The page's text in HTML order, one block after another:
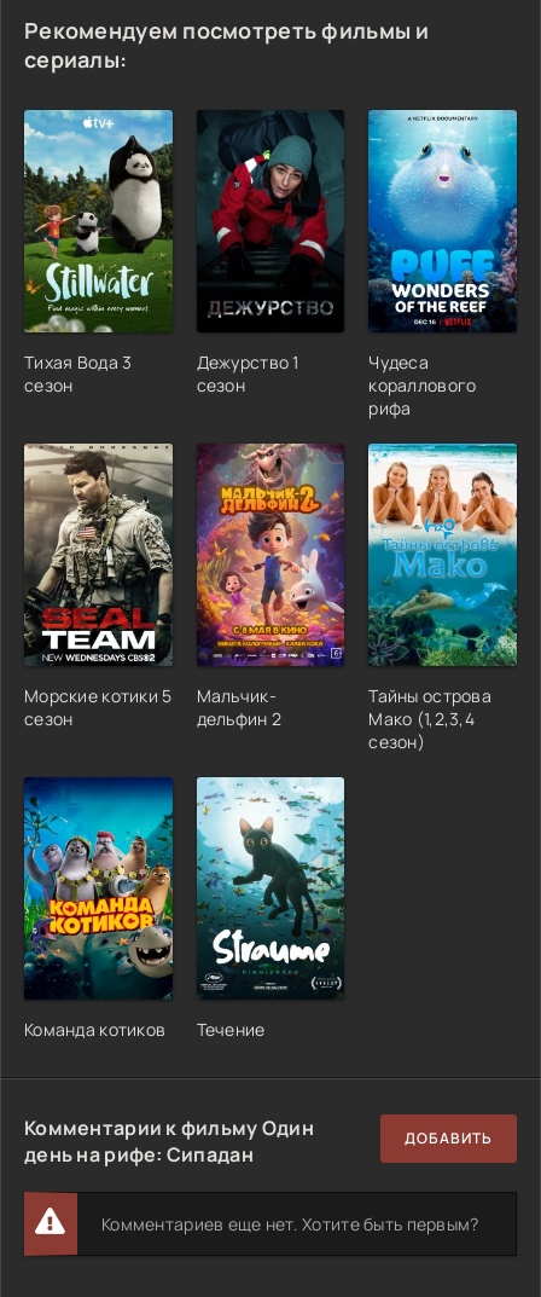
Рекомендуем посмотреть фильмы и
сериалы:
Тихая Вода 3
сезон
Дежурство 1
сезон
Чудеса
кораллового
рифа
Морские котики 5
сезон
Мальчик-
дельфин 2
Тайны острова
Мако (1,2,3,4
сезон)
Команда котиков Течение
Комментарии к фильму Один
день на рифе: Сипадан
ДОБАВИТЬ
Комментариев еще нет. Хотите быть первым?